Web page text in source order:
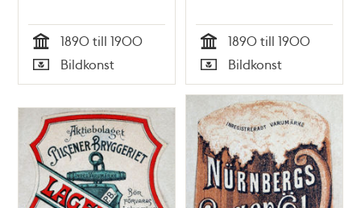
Tid
1890 till 1900
Typ
Bildkonst Tid
1890 till 1900
Typ
Bildkonst